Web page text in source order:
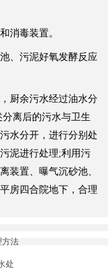
消毒装置。
、污泥好氧发酵反应
厨余污水经过油水分
离后的污水与卫生
水分开，进行分别处
泥进行处理;利用污
装置、曝气沉砂池、
房四合院地下，合理
方法
处